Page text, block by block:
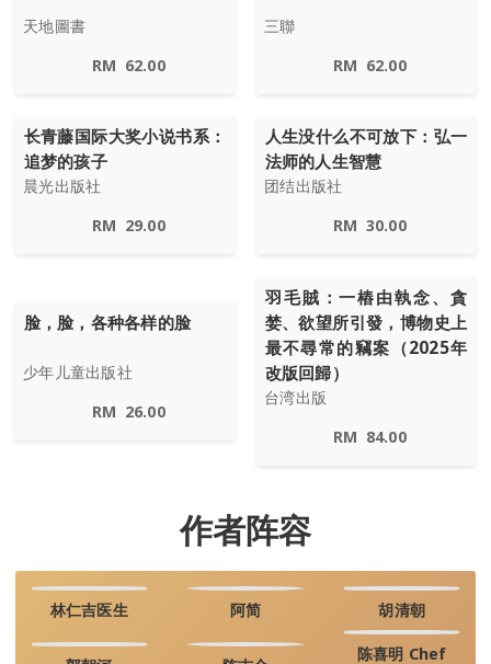
天地圖書
RM 62.00
三聯
RM 62.00
长青藤国际大奖小说书系：
追梦的孩子
晨光出版社
RM 29.00
人生没什么不可放下：弘一
法师的人生智慧
团结出版社
RM 30.00
脸，脸，各种各样的脸
少年儿童出版社
RM 26.00
羽毛賊：一樁由執念、貪
婪、欲望所引發，博物史上
最不尋常的竊案（2025年
改版回歸）
台湾出版
RM 84.00
作者阵容
林仁吉医生 阿简 胡清朝
陈喜明 Chef